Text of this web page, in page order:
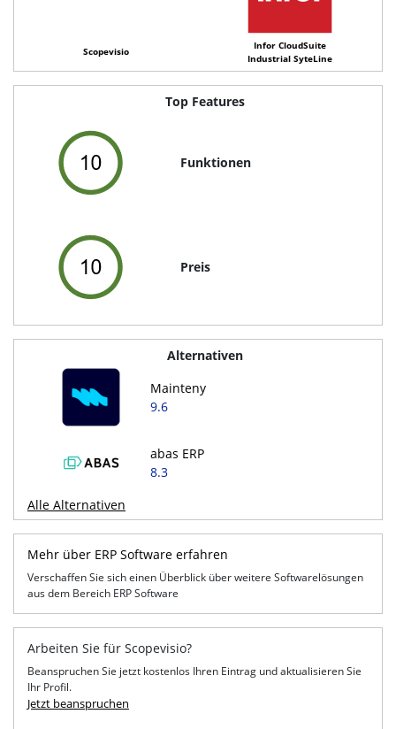
Scopevisio
Infor CloudSuite
Industrial SyteLine
Top Features
Funktionen
Preis
Alternativen
Mainteny
9.6
abas ERP
8.3
Alle Alternativen
Mehr über ERP Software erfahren
Verschaffen Sie sich einen Überblick über weitere Softwarelösungen
aus dem Bereich ERP Software
Arbeiten Sie für Scopevisio?
Beanspruchen Sie jetzt kostenlos Ihren Eintrag und aktualisieren Sie
Ihr Profil.
Jetzt beanspruchen